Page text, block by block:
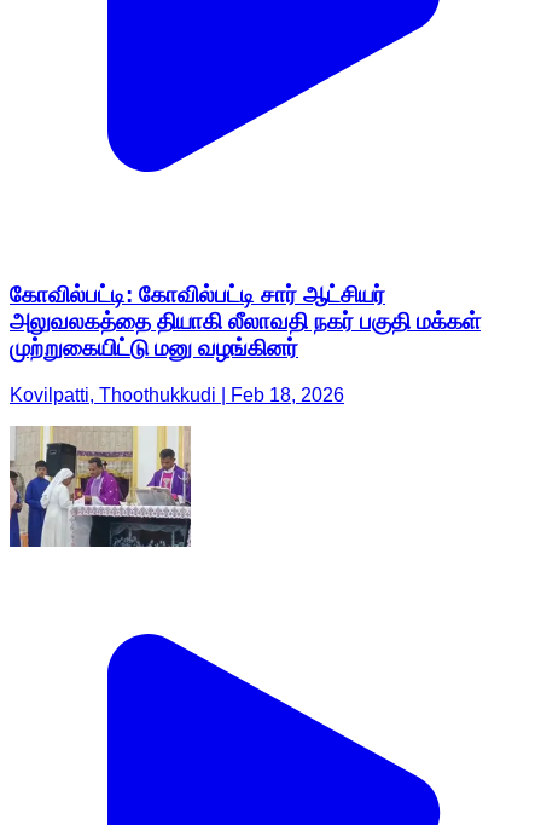
கோவில்பட்டி: கோவில்பட்டி சார் ஆட்சியர்
அலுவலகத்தை தியாகி லீலாவதி நகர் பகுதி மக்கள்
முற்றுகையிட்டு மனு வழங்கினர்
Kovilpatti, Thoothukkudi | Feb 18, 2026